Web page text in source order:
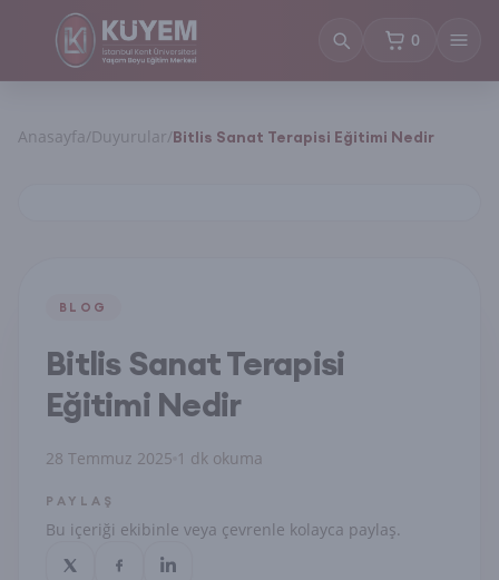
0
sepetteki
Anasayfa/Duyurular/Bitlis Sanat Terapisi Eğitimi Nedir
BLOG
Bitlis Sanat Terapisi
Eğitimi Nedir
28 Temmuz 2025 1 dk okuma
PAYLAŞ
Bu içeriği ekibinle veya çevrenle kolayca paylaş.